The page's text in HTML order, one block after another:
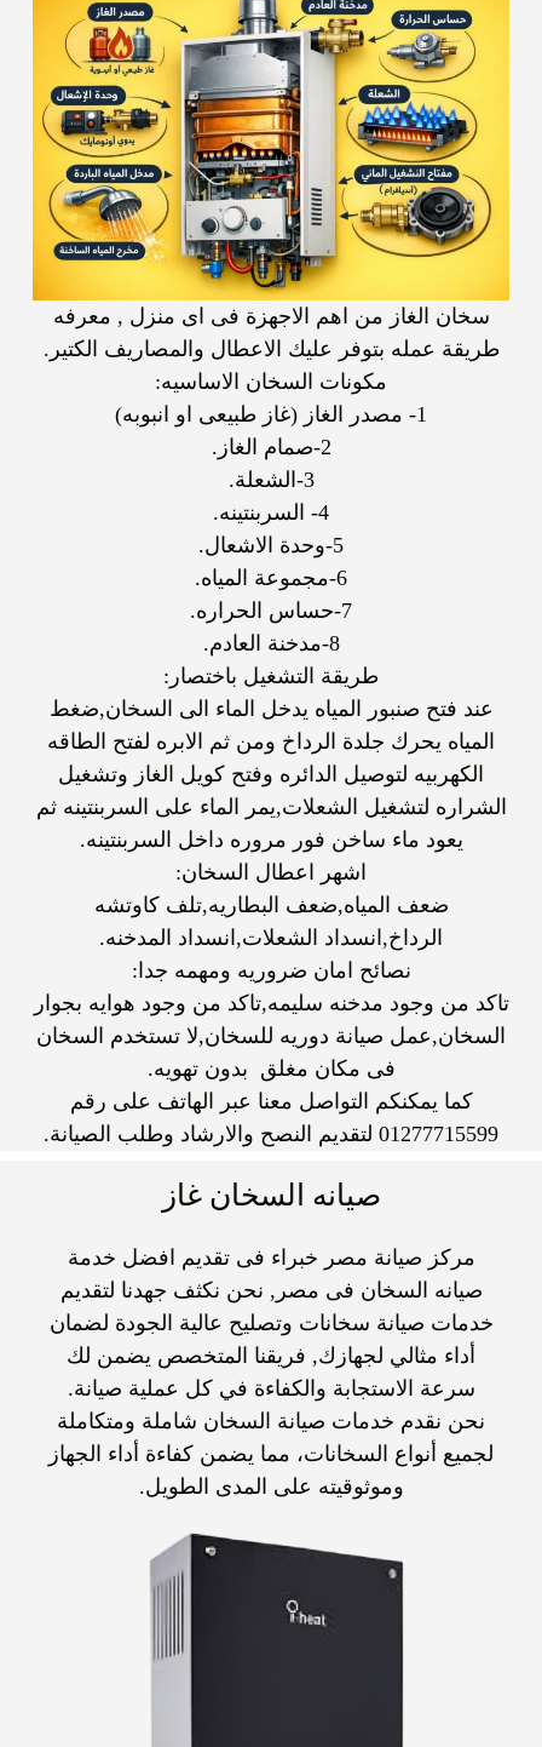
سخان الغاز من اهم الاجهزة فى اى منزل , معرفه
طريقة عمله بتوفر عليك الاعطال والمصاريف الكتير.
مكونات السخان الاساسيه:
1- مصدر الغاز (غاز طبيعى او انبوبه)
2-صمام الغاز.
3-الشعلة.
4- السربنتينه.
5-وحدة الاشعال.
6-مجموعة المياه.
7-حساس الحراره.
8-مدخنة العادم.
طريقة التشغيل باختصار:
عند فتح صنبور المياه يدخل الماء الى السخان,ضغط
المياه يحرك جلدة الرداخ ومن ثم الابره لفتح الطاقه
الكهربيه لتوصيل الدائره وفتح كويل الغاز وتشغيل
الشراره لتشغيل الشعلات,يمر الماء على السربنتينه ثم
يعود ماء ساخن فور مروره داخل السربنتينه.
اشهر اعطال السخان:
ضعف المياه,ضعف البطاريه,تلف كاوتشه
الرداخ,انسداد الشعلات,انسداد المدخنه.
نصائح امان ضروريه ومهمه جدا:
تاكد من وجود مدخنه سليمه,تاكد من وجود هوايه بجوار
السخان,عمل صيانة دوريه للسخان,لا تستخدم السخان
فى مكان مغلق بدون تهويه.
كما يمكنكم التواصل معنا عبر الهاتف على رقم
01277715599 لتقديم النصح والارشاد وطلب الصيانة.
صيانه السخان غاز
مركز صيانة مصر خبراء فى تقديم افضل خدمة
صيانه السخان فى مصر, نحن نكثف جهدنا لتقديم
خدمات صيانة سخانات وتصليح عالية الجودة لضمان
أداء مثالي لجهازك, فريقنا المتخصص يضمن لك
سرعة الاستجابة والكفاءة في كل عملية صيانة.
نحن نقدم خدمات صيانة السخان شاملة ومتكاملة
لجميع أنواع السخانات، مما يضمن كفاءة أداء الجهاز
وموثوقيته على المدى الطويل.